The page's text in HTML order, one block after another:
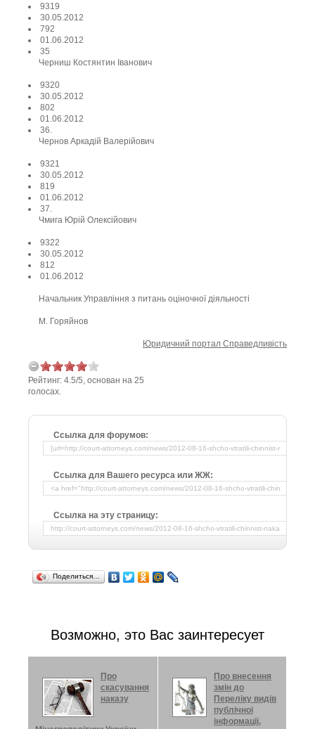
9319
30.05.2012
792
01.06.2012
35
Черниш Костянтин Іванович
9320
30.05.2012
802
01.06.2012
36.
Чернов Аркадій Валерійович
9321
30.05.2012
819
01.06.2012
37.
Чмига Юрій Олексійович
9322
30.05.2012
812
01.06.2012
Начальник Управління з питань оціночної діяльності
М. Горяйнов
Юридичний портал Справедливість
Рейтинг: 4.5/5, основан на 25
голосах.
Ссылка для форумов:
Ссылка для Вашего ресурса или ЖЖ:
Ссылка на эту страницу:
Поделиться…
Возможно, это Вас заинтересует
Про
скасування
наказу
Про внесення
змін до
Переліку видів
публічної
інформації,